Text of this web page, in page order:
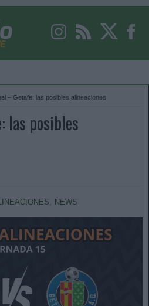
– Getafe: las posibles alineaciones
las posibles
, NEWS